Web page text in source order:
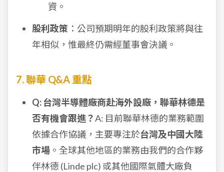
資。
股利政策 ：公司預期明年的股利政策將與往
年相似，惟最終仍需經董事會決議。
7. 聯華 Q&A 重點
Q: 台灣半導體廠商赴海外設廠，聯華林德是
否有機會跟進？A: 目前聯華林德的業務範圍
依據合作協議，主要專注於台灣及中國大陸
市場 。全球其他地區的業務由我們的合作夥
伴林德 (Linde plc) 或其他國際氣體大廠負